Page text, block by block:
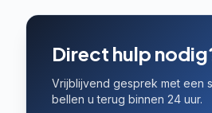
Direct hulp
Vrijblijvend gesprek met een
bellen u terug binnen 24 uur.